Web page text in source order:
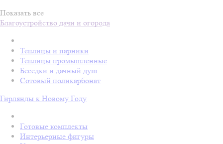
Показать все
Благоустройство дачи и огорода
Теплицы и парники
Теплицы промышленные
Беседки и дачный душ
Сотовый поликарбонат
Гирлянды к Новому Году
Готовые комплекты
Интерьерные фигуры